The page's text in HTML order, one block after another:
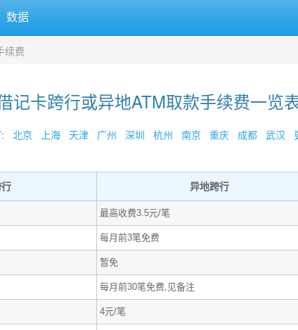
数据
续费
记卡跨行或异地ATM取款手续费一览
北京 上海 天津 广州 深圳 杭州 南京 重庆 成都 武汉
异地跨行
最高收费3.5元/笔
每月前3笔免费
暂免
每月前30笔免费,见备注
4元/笔